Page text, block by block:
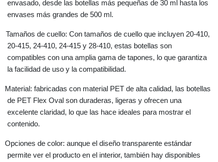
envasado, desde las botellas más pequeñas de 30 ml hasta los
envases más grandes de 500 ml.
Tamaños de cuello: Con tamaños de cuello que incluyen 20-410,
20-415, 24-410, 24-415 y 28-410, estas botellas son
compatibles con una amplia gama de tapones, lo que garantiza
la facilidad de uso y la compatibilidad.
Material: fabricadas con material PET de alta calidad, las botellas
de PET Flex Oval son duraderas, ligeras y ofrecen una
excelente claridad, lo que las hace ideales para mostrar el
contenido.
Opciones de color: aunque el diseño transparente estándar
permite ver el producto en el interior, también hay disponibles